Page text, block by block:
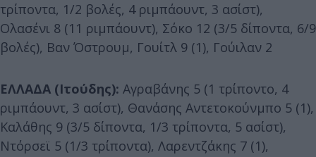
τρίποντα, 1/2 βολές, 4 ριμπάουντ, 3 ασίστ),
Ολασένι 8 (11 ριμπάουντ), Σόκο 12 (3/5 δίποντα, 6/9
βολές), Βαν Όστρουμ, Γουίτλ 9 (1), Γούιλαν 2
ΕΛΛΑΔΑ (Ιτούδης): Αγραβάνης 5 (1 τρίποντο, 4
ριμπάουντ, 3 ασίστ), Θανάσης Αντετοκούνμπο 5 (1),
Καλάθης 9 (3/5 δίποντα, 1/3 τρίποντα, 5 ασίστ),
Ντόρσεϊ 5 (1/3 τρίποντα), Λαρεντζάκης 7 (1),